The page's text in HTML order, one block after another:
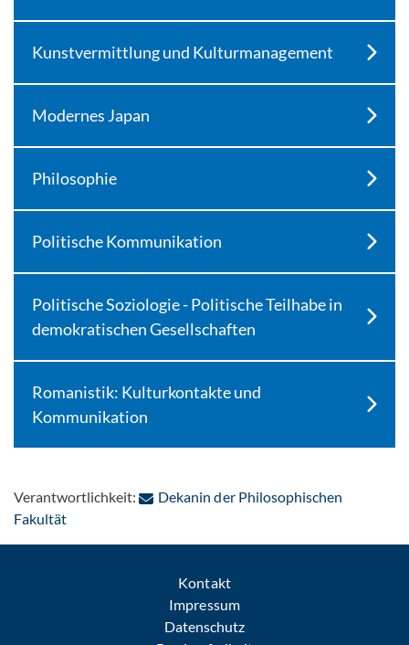
Kunstvermittlung und Kulturmanagement
Modernes Japan
Philosophie
Politische Kommunikation
Politische Soziologie - Politische Teilhabe in
demokratischen Gesellschaften
Romanistik: Kulturkontakte und
Kommunikation
Verantwortlichkeit:
Dekanin der Philosophischen
Fakultät: Per E-Mail kontaktieren
Kontakt
Impressum
Datenschutz